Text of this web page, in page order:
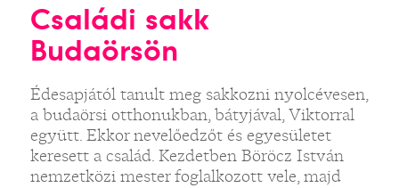
Családi sakk
Budaörsön
Édesapjától tanult meg sakkozni nyolcévesen,
a budaörsi otthonukban, bátyjával, Viktorral
együtt. Ekkor nevelőedzőt és egyesületet
keresett a család. Kezdetben Böröcz István
nemzetközi mester foglalkozott vele, majd